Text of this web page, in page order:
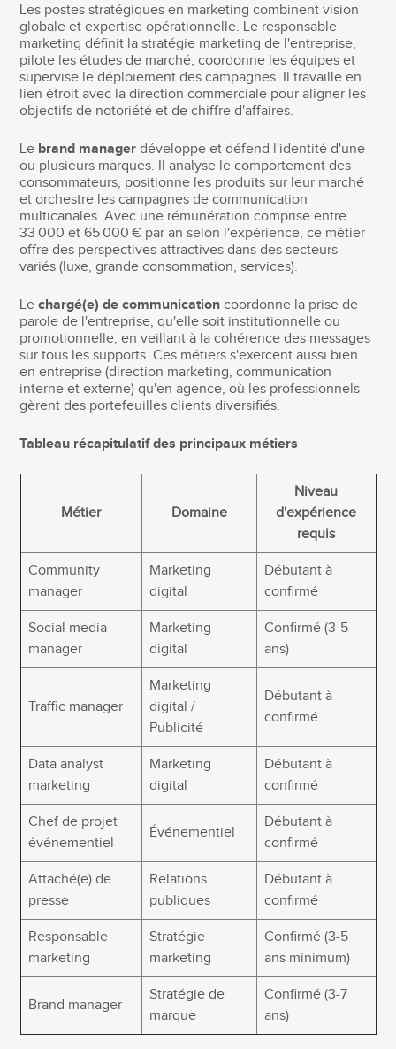
Les postes stratégiques en marketing combinent vision
globale et expertise opérationnelle. Le responsable
marketing définit la stratégie marketing de l'entreprise,
pilote les études de marché, coordonne les équipes et
supervise le déploiement des campagnes. Il travaille en
lien étroit avec la direction commerciale pour aligner les
objectifs de notoriété et de chiffre d'affaires.
Le brand manager développe et défend l'identité d'une
ou plusieurs marques. Il analyse le comportement des
consommateurs, positionne les produits sur leur marché
et orchestre les campagnes de communication
multicanales. Avec une rémunération comprise entre
33 000 et 65 000 € par an selon l'expérience, ce métier
offre des perspectives attractives dans des secteurs
variés (luxe, grande consommation, services).
Lechargé(e) de communication coordonne la prise de
parole de l'entreprise, qu'elle soit institutionnelle ou
promotionnelle, en veillant à la cohérence des messages
sur tous les supports. Ces métiers s'exercent aussi bien
en entreprise (direction marketing, communication
interne et externe) qu'en agence, où les professionnels
gèrent des portefeuilles clients diversifiés.
Tableau récapitulatif des principaux métiers
Métier Domaine
Niveau
d'expérience
requis
Community
manager
Marketing
digital
Débutant à
confirmé
Social media
manager
Marketing
digital
Confirmé (3-5
ans)
Traffic manager
Marketing
digital /
Publicité
Débutant à
confirmé
Data analyst
marketing
Marketing
digital
Débutant à
confirmé
Chef de projet
événementiel
Événementiel
Débutant à
confirmé
Attaché(e) de
presse
Relations
publiques
Débutant à
confirmé
Responsable
marketing
Stratégie
marketing
Confirmé (3-5
ans minimum)
Brand manager
Stratégie de
marque
Confirmé (3-7
ans)